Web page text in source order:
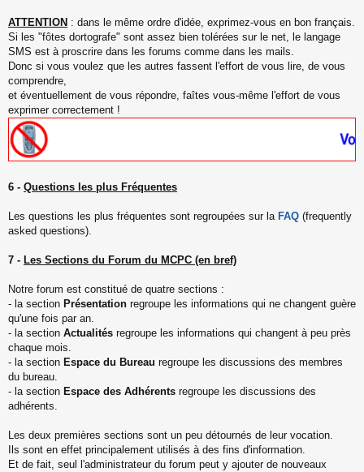
ATTENTION : dans le même ordre d'idée, exprimez-vous en bon français.
Si les "fôtes dortografe" sont assez bien tolérées sur le net, le langage
SMS est à proscrire dans les forums comme dans les mails.
Donc si vous voulez que les autres fassent l'effort de vous lire, de vous
comprendre,
et éventuellement de vous répondre, faîtes vous-même l'effort de vous
exprimer correctement !
6 - Questions les plus Fréquentes
Les questions les plus fréquentes sont regroupées sur la FAQ (frequently
asked questions).
7 - Les Sections du Forum du MCPC (en bref)
Notre forum est constitué de quatre sections :
- la section Présentation regroupe les informations qui ne changent guère
qu'une fois par an.
- la section Actualités regroupe les informations qui changent à peu près
chaque mois.
- la section Espace du Bureau regroupe les discussions des membres
du bureau.
- la section Espace des Adhérents regroupe les discussions des
adhérents.
Les deux premières sections sont un peu détournés de leur vocation.
Ils sont en effet principalement utilisés à des fins d'information.
Et de fait, seul l'administrateur du forum peut y ajouter de nouveaux